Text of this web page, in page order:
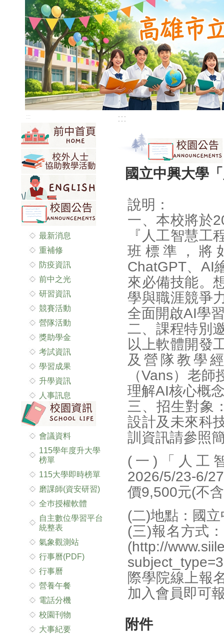
:::
最新消息
重補修
防疫資訊
前中之光
研習資訊
競賽活動
營隊活動
獎助學金
考試資訊
學習成果
升學資訊
人事訊息
會議資料
115學年度升大學
榜單
115大學即時榜單
磨課師(資安研習)
全巿授權軟體
自主數位學習平台
統整表
氣象觀測站
行事曆(PDF)
行事曆
營養午餐
電話分機
校園刊物
大事紀要
:::
國立中興大學
說明：
一、本校將於
『人工智慧工
班標準，將
ChatGPT、AI
來必備技能。
學與職涯競爭
全面開啟AI學
二、課程特別
以上軟體開發
及營隊教學
（Vans）老
理解AI核心概
三、招生對象
設計及未來科
訓資訊請參照
(一)「人工
2026/5/23-6/
價9,500元(不
(二)地點：國
(三)報名方式
(http://
際學院線上報
加入會員即可
附件